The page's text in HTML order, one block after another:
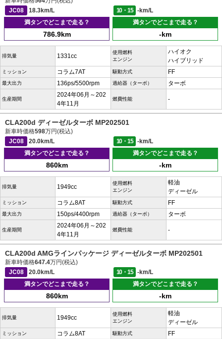
JC08
18.3km/L 10・15
-km/L
満タンでどこまで走る？
786.9km
満タンでどこまで走る？
-km
排気量 1331cc
使用燃料
エンジン
ハイオク
ハイブリッド
ミッション コラム7AT 駆動方式 FF
最大出力 136ps/5500rpm 過給器（ターボ） ターボ
生産期間
2024年06月～202
4年11月
燃費性能 -
CLA200d ディーゼルターボ MP202501
新車時価格598万円(税込)
JC08
20.0km/L 10・15
-km/L
満タンでどこまで走る？
860km
満タンでどこまで走る？
-km
排気量 1949cc
使用燃料
エンジン
軽油
ディーゼル
ミッション コラム8AT 駆動方式 FF
最大出力 150ps/4400rpm 過給器（ターボ） ターボ
生産期間
2024年06月～202
4年11月
燃費性能 -
CLA200d AMGラインパッケージ ディーゼルターボ MP202501
新車時価格647.4万円(税込)
JC08
20.0km/L 10・15
-km/L
満タンでどこまで走る？
860km
満タンでどこまで走る？
-km
排気量 1949cc
使用燃料
エンジン
軽油
ディーゼル
ミッション コラム8AT 駆動方式 FF